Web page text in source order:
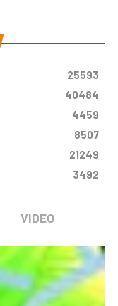
25593
40484
4459
8507
21249
3492
VIDEO